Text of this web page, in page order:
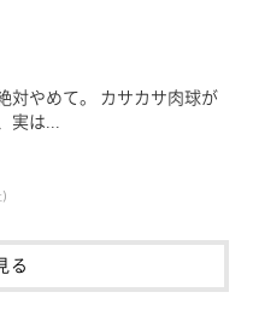
界で一番愛おしい
対やめて。 カサカサ肉球が
実は...
る